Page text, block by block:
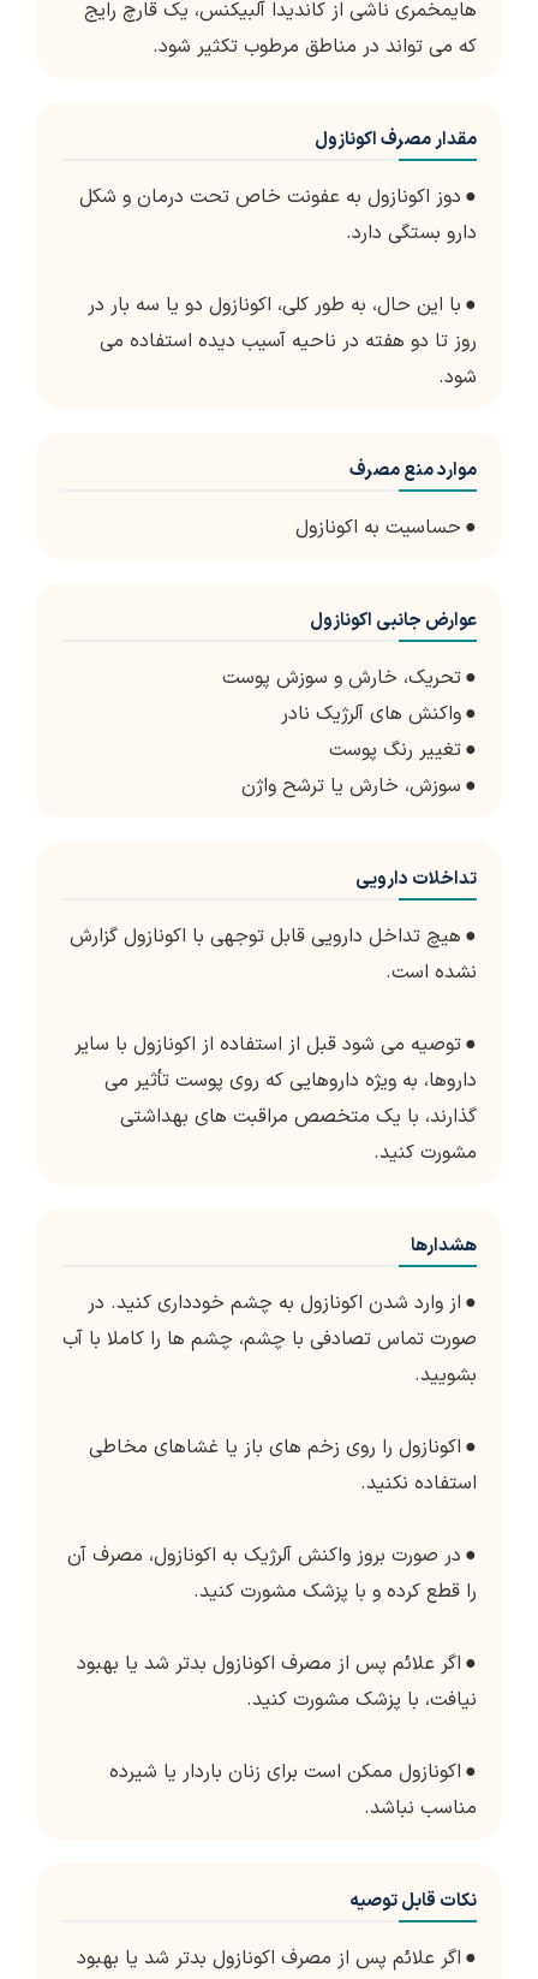
هایمخمری ناشی از کاندیدا آلبیکنس، یک قارچ رایج
که می تواند در مناطق مرطوب تکثیر شود.
مقدار مصرف اکونازول
● دوز اکونازول به عفونت خاص تحت درمان و شکل
دارو بستگی دارد.
● با این حال، به طور کلی، اکونازول دو یا سه بار در
روز تا دو هفته در ناحیه آسیب دیده استفاده می
شود.
موارد منع مصرف
● حساسیت به اکونازول
عوارض جانبی اکونازول
●تحریک، خارش و سوزش پوست
●واکنش های آلرژیک نادر
●تغییر رنگ پوست
● سوزش، خارش یا ترشح واژن
تداخلات دارویی
● هیچ تداخل دارویی قابل توجهی با اکونازول گزارش
نشده است.
●توصیه می شود قبل از استفاده از اکونازول با سایر
داروها، به ویژه داروهایی که روی پوست تأثیر می
گذارند، با یک متخصص مراقبت های بهداشتی
مشورت کنید.
هشدارها
● از وارد شدن اکونازول به چشم خودداری کنید. در
صورت تماس تصادفی با چشم، چشم ها را کاملا با آب
بشویید.
● اکونازول را روی زخم های باز یا غشاهای مخاطی
استفاده نکنید.
● در صورت بروز واکنش آلرژیک به اکونازول، مصرف آن
را قطع کرده و با پزشک مشورت کنید.
● اگر علائم پس از مصرف اکونازول بدتر شد یا بهبود
نیافت، با پزشک مشورت کنید.
● اکونازول ممکن است برای زنان باردار یا شیرده
مناسب نباشد.
نکات قابل توصیه
● اگر علائم پس از مصرف اکونازول بدتر شد یا بهبود